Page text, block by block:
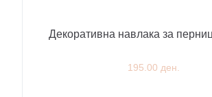
Декоративна навлака за
195.00 ден.